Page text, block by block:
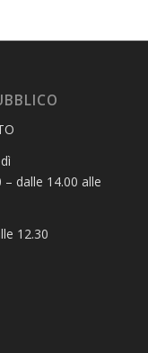
– dalle 14.00 alle
12.30